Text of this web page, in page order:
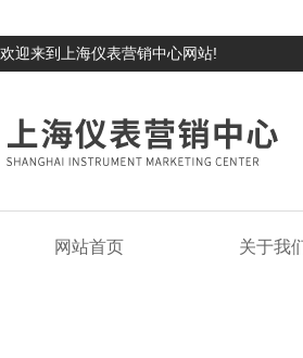
欢迎来到上海仪表营销中心网站!
网站首页 关于我